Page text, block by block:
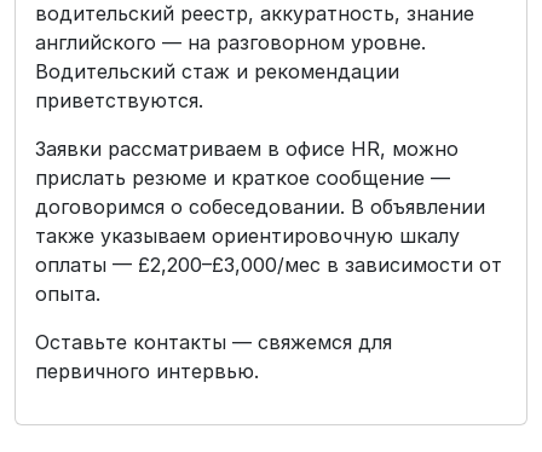
водительский реестр, аккуратность, знание
английского — на разговорном уровне.
Водительский стаж и рекомендации
приветствуются.
Заявки рассматриваем в офисе HR, можно
прислать резюме и краткое сообщение —
договоримся о собеседовании. В объявлении
также указываем ориентировочную шкалу
оплаты — £2,200–£3,000/мес в зависимости от
опыта.
Оставьте контакты — свяжемся для
первичного интервью.